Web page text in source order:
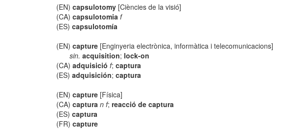
(EN)capsulotomy [Ciències de la visió]
(CA)capsulotomia f
(ES)capsulotomía
(EN)capture [Enginyeria electrònica, informàtica i telecomunicacions]
sin. acquisition; lock-on
(CA)adquisició f;captura
(ES)adquisición;captura
(EN)capture [Física]
(CA)captura n f;reacció de captura
(ES)captura
(FR)capture